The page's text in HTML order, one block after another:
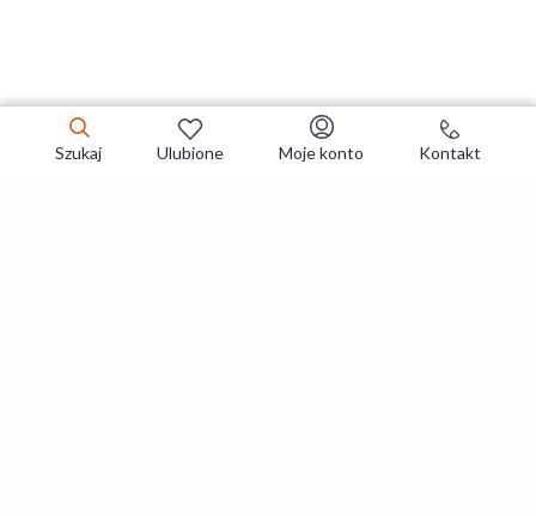
Szukaj Ulubione Moje konto Kontakt